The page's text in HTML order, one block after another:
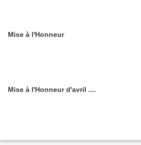
Mise à l'Honneur
Mise à l'Honneur d'avril ....